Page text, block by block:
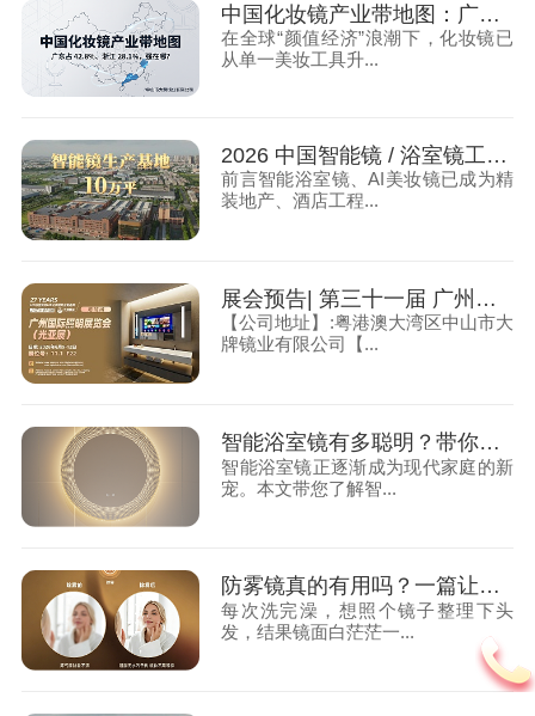
中国化妆镜产业带地图：广东占 42.8%、浙江 28.1%，强在哪？
在全球“颜值经济”浪潮下，化妆镜已
从单一美妆工具升...
2026 中国智能镜 / 浴室镜工厂实力 TOP10：产能、技术、定制、工程交付综合榜
前言智能浴室镜、AI美妆镜已成为精
装地产、酒店工程...
展会预告| 第三十一届 广州国际照明展览会（光亚展）大牌镜业诚邀您莅临
【公司地址】:粤港澳大湾区中山市大
牌镜业有限公司【...
智能浴室镜有多聪明？带你揭秘镜业黑科技
智能浴室镜正逐渐成为现代家庭的新
宠。本文带您了解智...
防雾镜真的有用吗？一篇让你彻底搞懂的科普文！
每次洗完澡，想照个镜子整理下头
发，结果镜面白茫茫一...